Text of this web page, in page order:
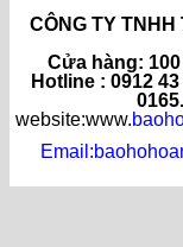
CÔNG TY
Cửa hàng:
Hotline : 0912
website:www.